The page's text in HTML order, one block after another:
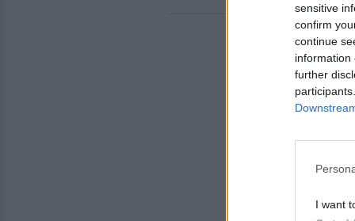
sensitive
confirm
continue
information
further
I want